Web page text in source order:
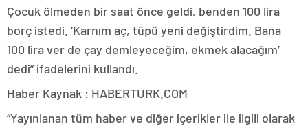
Çocuk ölmeden bir saat önce geldi, benden 100 lira
borç istedi. ‘Karnım aç, tüpü yeni değiştirdim. Bana
100 lira ver de çay demleyeceğim, ekmek alacağım’
dedi” ifadelerini kullandı.
Haber Kaynak : HABERTURK.COM
“Yayınlanan tüm haber ve diğer içerikler ile ilgili olarak